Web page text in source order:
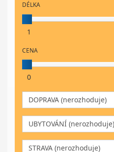
DÉLKA
1
CENA
0
DOPRAVA (nerozhoduje)
UBYTOVÁNÍ (nerozhoduje)
STRAVA (nerozhoduje)